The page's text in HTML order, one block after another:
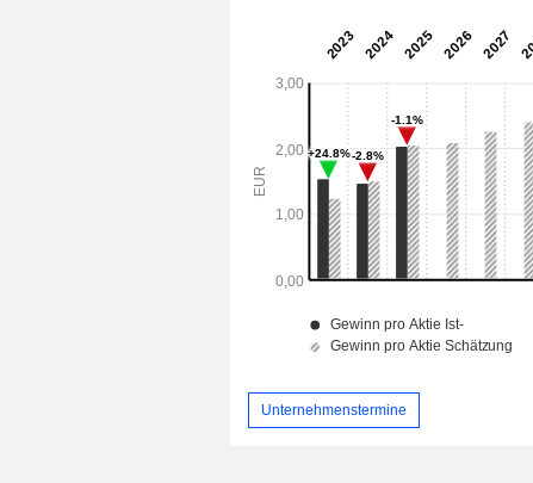
Unternehmenstermine